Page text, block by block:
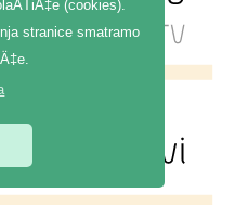
(cookies).
stranice smatramo